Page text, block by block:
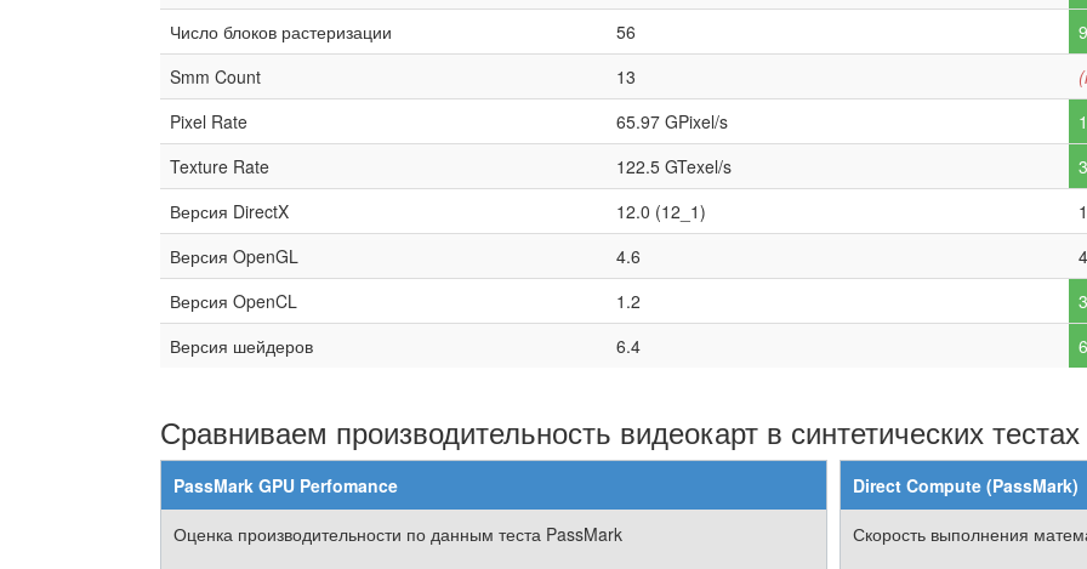
Число блоков растеризации
56
Smm Count
13
Pixel Rate
65.97 GPixel/s
Texture Rate
122.5 GTexel/s
Версия DirectX
12.0 (12_1)
Версия OpenGL
4.6
Версия OpenCL
1.2
Версия шейдеров
6.4
Сравниваем производительность видеокарт в синтетических тестах
PassMark GPU Perfomance
Оценка производительности по данным теста PassMark
Direct Compute (PassMark)
Скорость выполнения